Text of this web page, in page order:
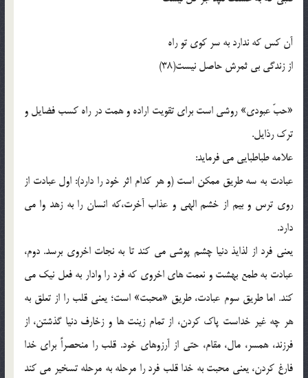
آن کس که ندارد به سر کوی تو راه
از زندگی بی ثمرش حاصل نیست(38)
«حبّ عبودی» روشی است برای تقویت اراده و همت در راه کسب فضایل و
ترک رذایل.
علامه طباطبایی می فرماید:
عبادت به سه طریق ممکن است (و هر کدام اثر خود را دارد): اول عبادت از
روی ترس و بیم از خشم الهی و عذاب آخرت،که انسان را به زهد وا می
دارد.
یعنی فرد از لذایذ دنیا چشم پوشی می کند تا به نجات اخروی برسد. دوم،
عبادت به طمع بهشت و نعمت های اخروی که فرد را وادار به فعل نیک می
کند. اما طریق سوم عبادت، طریق «محبت» است؛ یعنی قلب را از تعلق به
هر چه غیر خداست پاک کردن، از تمام زینت ها و زخارف دنیا گذشتن، از
فرزند، همسر، مال، مقام، حتی از آرزوهای خود. قلب را منحصراً برای خدا
فارغ کردن، یعنی محبت به خدا قلب فرد را مرحله به مرحله تسخیر می کند